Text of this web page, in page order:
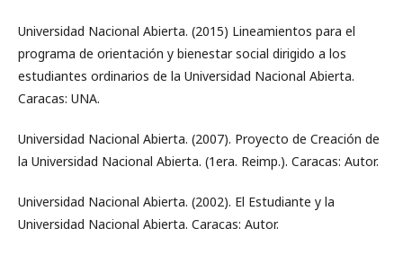
Universidad Nacional Abierta. (2015) Lineamientos para el
programa de orientación y bienestar social dirigido a los
estudiantes ordinarios de la Universidad Nacional Abierta.
Caracas: UNA.
Universidad Nacional Abierta. (2007). Proyecto de Creación de
la Universidad Nacional Abierta. (1era. Reimp.). Caracas: Autor.
Universidad Nacional Abierta. (2002). El Estudiante y la
Universidad Nacional Abierta. Caracas: Autor.